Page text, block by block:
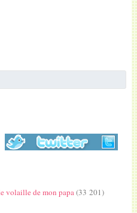
volaille de mon papa(33 201)